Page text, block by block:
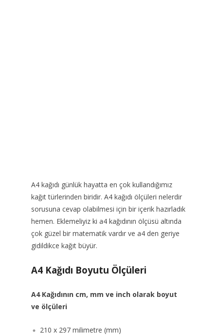
A4 kağıdı günlük hayatta en çok kullandığımız
kağıt türlerinden biridir. A4 kağıdı ölçüleri nelerdir
sorusuna cevap olabilmesi için bir içerik hazırladık
hemen. Eklemeliyiz ki a4 kağıdının ölçüsü altında
çok güzel bir matematik vardır ve a4 den geriye
gidildikce kağıt büyür.
A4 Kağıdı Boyutu Ölçüleri
A4 Kağıdının cm, mm ve inch olarak boyut
ve ölçüleri
210 x 297 milimetre (mm)